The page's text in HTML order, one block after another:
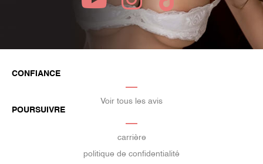
CONFIANCE
Voir tous les avis
POURSUIVRE
carrière
politique de confidentialité